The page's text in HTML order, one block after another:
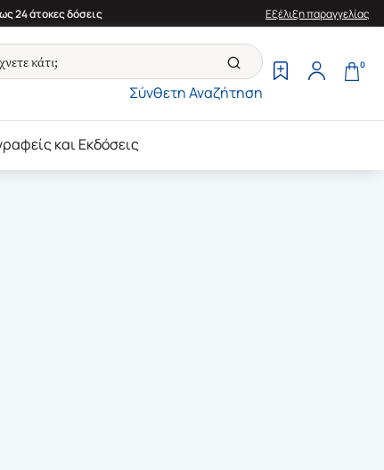
24 άτοκες δόσεις Εξέλιξη παραγγελίας
Σύνθετη Αναζήτηση
0
και Εκδόσεις